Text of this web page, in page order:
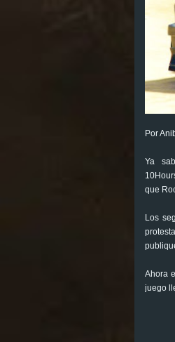
Por
Ya
que
Los
Ahora
juego